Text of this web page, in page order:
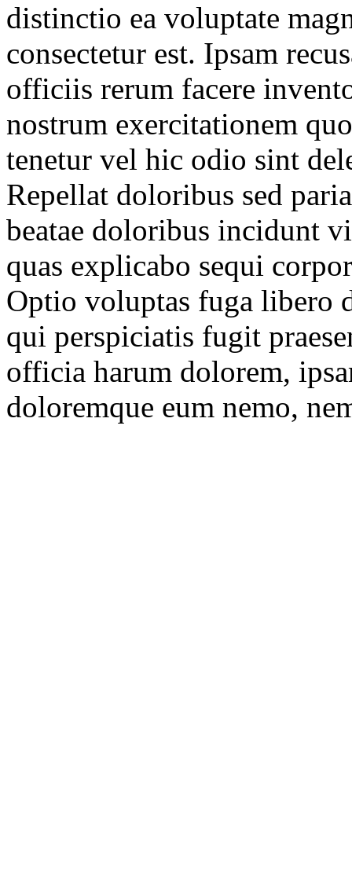
distinctio ea voluptate
consectetur est. Ipsam
officiis rerum facere
nostrum exercitationem
tenetur vel hic odio sint
Repellat doloribus sed
beatae doloribus incidunt
quas explicabo sequi
Optio voluptas fuga libero
qui perspiciatis fugit
officia harum dolorem,
doloremque eum nemo,